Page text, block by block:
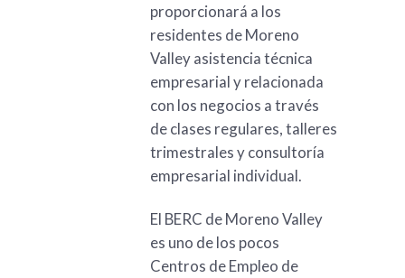
proporcionará a los
residentes de Moreno
Valley asistencia técnica
empresarial y relacionada
con los negocios a través
de clases regulares, talleres
trimestrales y consultoría
empresarial individual.
El BERC de Moreno Valley
es uno de los pocos
Centros de Empleo de